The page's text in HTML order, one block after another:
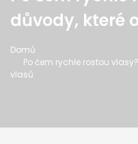
důvody, které
Domů
Po čem rychle rostou
vlasů